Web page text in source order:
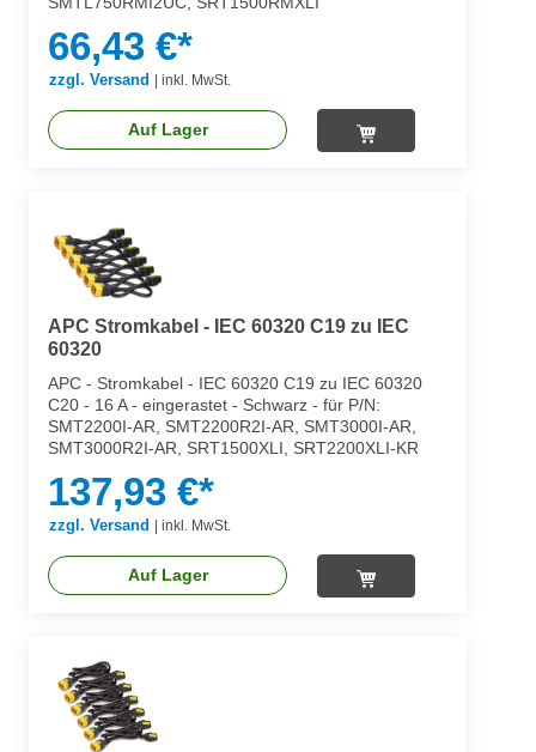
66,43 €*
zzgl. Versand inkl. MwSt.
Auf Lager
APC Stromkabel - IEC 60320 C19 zu IEC
60320
APC - Stromkabel - IEC 60320 C19 zu IEC 60320
C20 - 16 A - eingerastet - Schwarz - für P/N:
SMT2200I-AR, SMT2200R2I-AR, SMT3000I-AR,
SMT3000R2I-AR, SRT1500XLI, SRT2200XLI-KR
137,93 €*
zzgl. Versand | inkl. MwSt.
Auf Lager